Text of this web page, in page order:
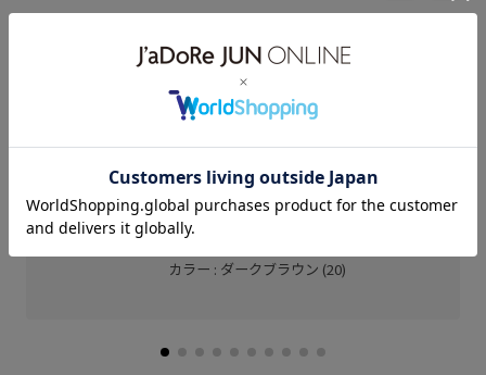
調節穴が無いので、ウエストに合わせて止めること
ができます◎
程良い存在感が嬉しい細めのベルトです！
ルミネ立川
Mina (158cm)
骨格： ウェーブ
パーソナルカラー： ブルべ夏
カラー : ダークブラウン (20)